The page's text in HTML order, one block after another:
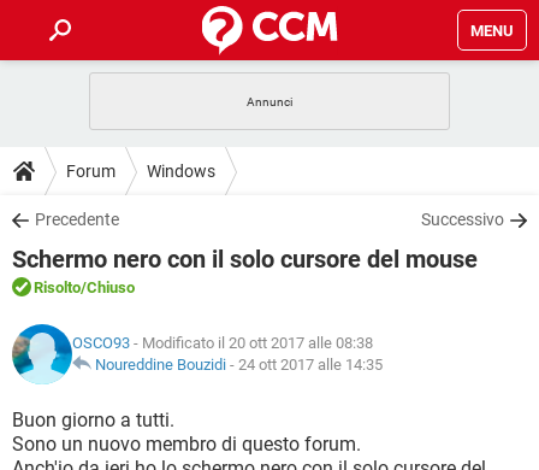
MENU
INTRATTENIMENTO
iOS
INSTAGRAM WHATSAPP
TIKTOK
HARDWARE
GUIDE
COVID-19
iOS
INSTAGRAM
TIKTOK FACEBOOK
DOWNLOAD
COVID-19 GAMING
INTRATTENIMENTO
iOS WINDOWS 10
INSTAGRAM
TIKTOK
HARDWARE
FORUM
COVID-19
INTRATTENIMENTO ANDROID
INSTAGRAM WHATSAPP
GLOSSARIO
COVID-19
INTRATTENIMENTO
iOS WINDOWS 10
Forum Windows
Precedente Successivo
Schermo nero con il solo cursore del mouse
Risolto/Chiuso
OSCO93 - Modificato il 20 ott 2017 alle 08:38
Noureddine Bouzidi - 24 ott 2017 alle 14:35
Buon giorno a tutti.
Sono un nuovo membro di questo forum.